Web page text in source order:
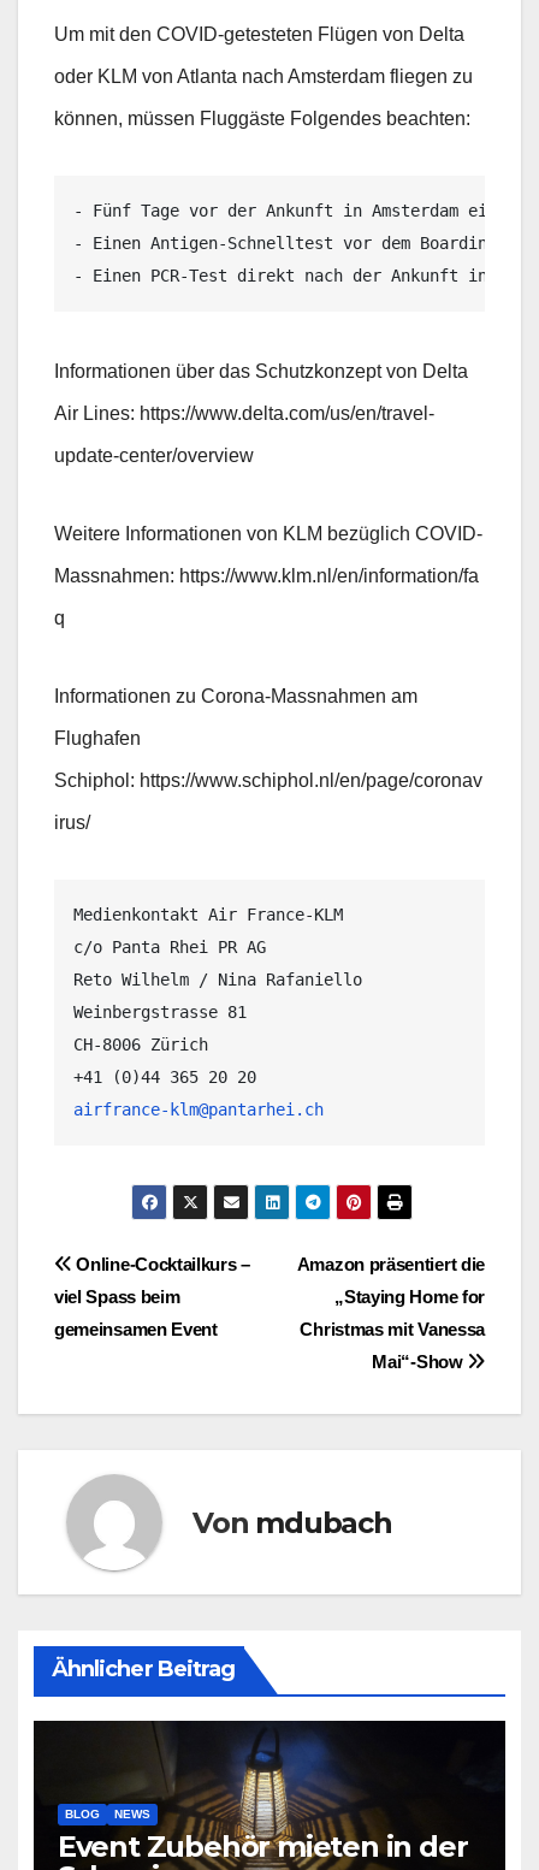
Um mit den COVID-getesteten Flügen von Delta
oder KLM von Atlanta nach Amsterdam fliegen zu
können, müssen Fluggäste Folgendes beachten:
- Fünf Tage vor der Ankunft in Amsterdam einen
- Einen Antigen-Schnelltest vor dem Boarding
- Einen PCR-Test direkt nach der Ankunft in
Informationen über das Schutzkonzept von Delta
Air Lines: https://www.delta.com/us/en/travel-
update-center/overview
Weitere Informationen von KLM bezüglich COVID-
Massnahmen: https://www.klm.nl/en/information/fa
q
Informationen zu Corona-Massnahmen am
Flughafen
Schiphol: https://www.schiphol.nl/en/page/coronav
irus/
Medienkontakt Air France-KLM
c/o Panta Rhei PR AG
Reto Wilhelm / Nina Rafaniello
Weinbergstrasse 81
CH-8006 Zürich
airfrance-klm@pantarhei.ch
Beitragsnavigation
Amazon präsentiert die
„Staying Home for
Christmas mit Vanessa
Mai“-Show
Online-Cocktailkurs –
viel Spass beim
gemeinsamen Event
Von mdubach
Ähnlicher Beitrag
BLOG NEWS
Event Zubehör mieten in der